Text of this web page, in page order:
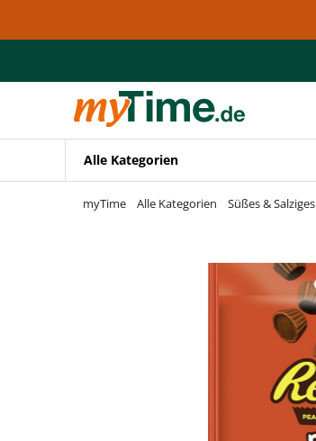
Zur Navigation springen
Alle Kategorien
myTime Alle Kategorien Süßes & Salziges